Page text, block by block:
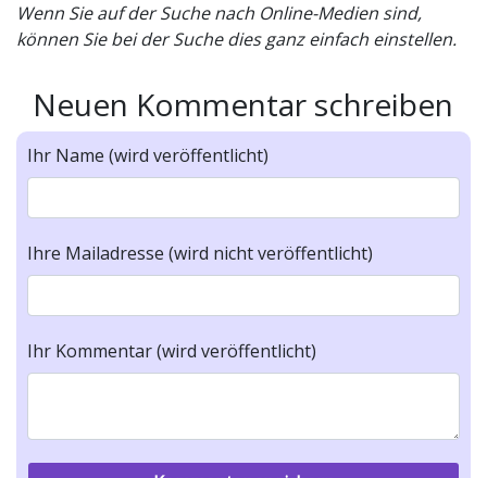
Wenn Sie auf der Suche nach Online-Medien sind,
können Sie bei der Suche dies ganz einfach einstellen.
Neuen Kommentar schreiben
Ihr Name (wird veröffentlicht)
Ihre Mailadresse (wird nicht veröffentlicht)
Ihr Kommentar (wird veröffentlicht)